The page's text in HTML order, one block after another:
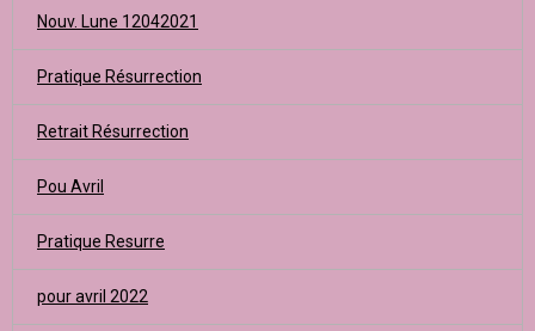
Nouv. Lune 12042021
Pratique Résurrection
Retrait Résurrection
Pou Avril
Pratique Resurre
pour avril 2022